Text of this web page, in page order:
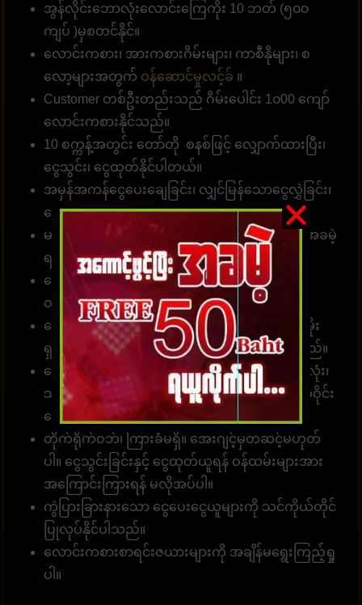
အွန်လိုင်းဘောလုံးလောင်းကြေကိုး 10 ဘတ် (၅၀၀
ကျပ် )မှစတင်နိုင်။
လောင်းကစား၊ အားကစားဂိမ်းများ၊ ကာစီနိုများ၊ စ
လော့များအတွက် ဝန်ဆောင်မှုလင့်ခ် ။
Customer တစ်ဦးတည်းသည် ဂိမ်းပေါင်း 1၀00 ကျော်
လောင်းကစားနိုင်သည်။
10 စက္ကန့်အတွင်း တော်တို စနစ်ဖြင့် လျှောက်ထားပြီး၊
ငွေသွင်း၊ ငွေထုတ်နိုင်ပါတယ်။
အမှန်အကန်ငွေပေးချေခြင်း၊ လျှင်မြန်သောငွေလွှဲခြင်း၊
ငွေကြေးယုံကြည်စိတ်ချခြင်း။
မန်ဘာ အသစ်အတွက် လျှောက်ထားပါ၊ ခရက်ဒစ်အခမဲ့
ရယူပါ၊ အမှန်တကယ်ငွေကို ပေးချရပါမယ်။
ခေါ်ဆိုရေးစင်တာအဖွဲ့သည် တစ်နေ့လျှင် 24 နာရီ
ဝန်ဆောင်မှုရရှိနိုင်သည်။
ဘောနပ်စ်များ၊ အခမဲ့ ခရက်ဒစ်များနှင့် အခြားပရိုမိုး
ရှင်းများစွာကို ပေးဆောင်ရန် လှုပ်ရှားမှုများရှိပါသည်။
ဘောလုံးလောင်းကစားအဆင့်၊ အကြိုက်ဆုံးဘောလုံး၊
သတ်မှတ်ဘောလုံး၊ တစ်ခုတည်းသောဘောလုံး၊ အဝိုင်း
ဘောလုံး၊ ၂ တွဲသာ
တိုက်ရိုက်ဝဘ်၊ ကြားခံမရှိ။ အေးဂျင့်မှတဆင့်မဟုတ်
ပါ။ ငွေသွင်းခြင်းနှင့် ငွေထုတ်ယူရန် ဝန်ထမ်းများအား
အကြောင်းကြားရန် မလိုအပ်ပါ။
ကွဲပြားခြားနားသော ငွေပေးငွေယူများကို သင်ကိုယ်တိုင်
ပြုလုပ်နိုင်ပါသည်။
လောင်းကစားစာရင်းဇယားများကို အချိန်မရွေးကြည့်ရှု
ပါ။